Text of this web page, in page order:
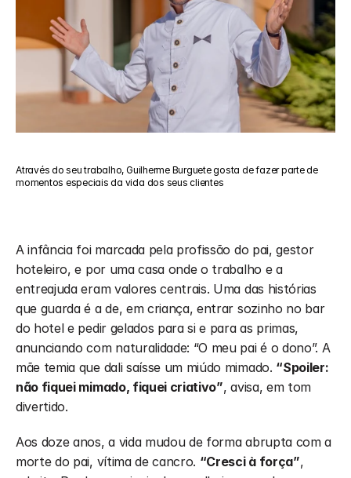
Através do seu trabalho, Guilherme Burguete gosta de fazer parte de
momentos especiais da vida dos seus clientes
A infância foi marcada pela profissão do pai, gestor
hoteleiro, e por uma casa onde o trabalho e a
entreajuda eram valores centrais. Uma das histórias
que guarda é a de, em criança, entrar sozinho no bar
do hotel e pedir gelados para si e para as primas,
anunciando com naturalidade: “O meu pai é o dono”. A
mãe temia que dali saísse um miúdo mimado. “Spoiler:
não fiquei mimado, fiquei criativo”, avisa, em tom
divertido.
Aos doze anos, a vida mudou de forma abrupta com a
morte do pai, vítima de cancro. “Cresci à força”,